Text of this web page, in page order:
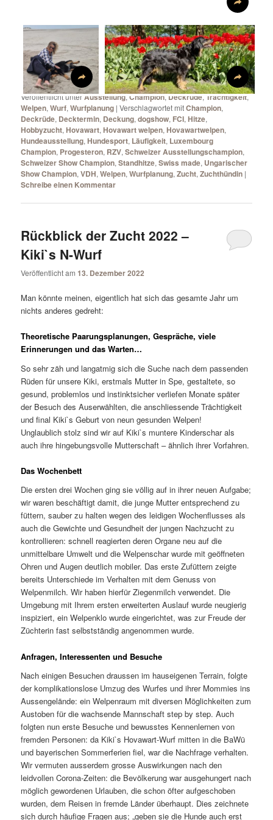
Veröffentlicht unterAusstellung,Champion,Deckrüde,Trächtigkeit,
Welpen,Wurf,Wurfplanung |Verschlagwortet mitChampion,
Deckrüde, Decktermin, Deckung,dogshow, FCI,Hitze,
Hobbyzucht,Hovawart,Hovawart welpen,Hovawartwelpen,
Hundeausstellung,Hundesport, Läufigkeit, Luxembourg
Champion, Progesteron, RZV,Schweizer Ausstellungschampion,
Schweizer Show Champion,Standhitze,Swiss made, Ungarischer
Show Champion,VDH,Welpen,Wurfplanung,Zucht,Zuchthündin |
Schreibe einen Kommentar
Rückblick der Zucht 2022 –
Kiki`s N-Wurf
Veröffentlicht am13. Dezember 2022
Man könnte meinen, eigentlich hat sich das gesamte Jahr um
nichts anderes gedreht:
Theoretische Paarungsplanungen, Gespräche, viele
Erinnerungen und das Warten…
So sehr zäh und langatmig sich die Suche nach dem passenden
Rüden für unsere Kiki, erstmals Mutter in Spe, gestaltete, so
gesund, problemlos und instinktsicher verliefen Monate später
der Besuch des Auserwählten, die anschliessende Trächtigkeit
und final Kiki`s Geburt von neun gesunden Welpen!
Unglaublich stolz sind wir auf Kiki`s muntere Kinderschar als
auch ihre hingebungsvolle Mutterschaft – ähnlich ihrer Vorfahren.
Das Wochenbett
Die ersten drei Wochen ging sie völlig auf in ihrer neuen Aufgabe;
wir waren beschäftigt damit, die junge Mutter entsprechend zu
füttern, sauber zu halten wegen des leidigen Wochenflusses als
auch die Gewichte und Gesundheit der jungen Nachzucht zu
kontrollieren: schnell reagierten deren Organe neu auf die
unmittelbare Umwelt und die Welpenschar wurde mit geöffneten
Ohren und Augen deutlich mobiler. Das erste Zufüttern zeigte
bereits Unterschiede im Verhalten mit dem Genuss von
Welpenmilch. Wir haben hierfür Ziegenmilch verwendet. Die
Umgebung mit Ihrem ersten erweiterten Auslauf wurde neugierig
inspiziert, ein Welpenklo wurde eingerichtet, was zur Freude der
Züchterin fast selbstständig angenommen wurde.
Anfragen, Interessenten und Besuche
Nach einigen Besuchen draussen im hauseigenen Terrain, folgte
der komplikationslose Umzug des Wurfes und ihrer Mommies ins
Aussengelände: ein Welpenraum mit diversen Möglichkeiten zum
Austoben für die wachsende Mannschaft step by step. Auch
folgten nun erste Besuche und bewusstes Kennenlernen von
fremden Personen: da Kiki`s Hovawart-Wurf mitten in die BaWü
und bayerischen Sommerferien fiel, war die Nachfrage verhalten.
Wir vermuten ausserdem grosse Auswirkungen nach den
leidvollen Corona-Zeiten: die Bevölkerung war ausgehungert nach
möglich gewordenen Urlauben, die schon öfter aufgeschoben
wurden, dem Reisen in fremde Länder überhaupt. Dies zeichnete
sich durch häufige Fragen aus; „geben sie die Hunde auch erst